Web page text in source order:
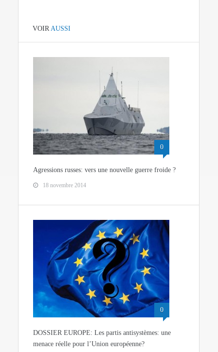
VOIR AUSSI
0
Agressions russes: vers une nouvelle guerre froide ?
18 novembre 2014
0
DOSSIER EUROPE: Les partis antisystèmes: une
menace réelle pour l’Union européenne?